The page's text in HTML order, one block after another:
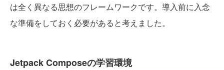
は全く異なる思想のフレームワークです。導入前に入念
な準備をしておく必要があると考えました。
Jetpack Composeの学習環境